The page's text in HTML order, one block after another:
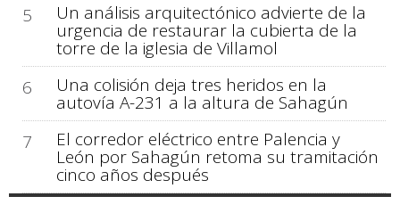
5
Un análisis arquitectónico advierte de la
urgencia de restaurar la cubierta de la
torre de la iglesia de Villamol
6
Una colisión deja tres heridos en la
autovía A-231 a la altura de Sahagún
7
El corredor eléctrico entre Palencia y
León por Sahagún retoma su tramitación
cinco años después